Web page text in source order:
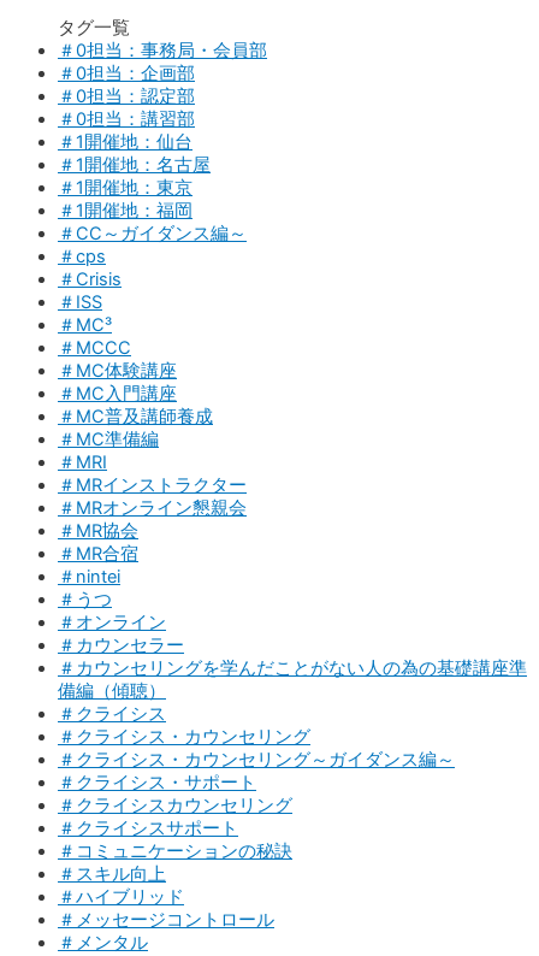
タグ一覧
＃0担当：事務局・会員部
＃0担当：企画部
＃0担当：認定部
＃0担当：講習部
＃1開催地：仙台
＃1開催地：名古屋
＃1開催地：東京
＃1開催地：福岡
＃CC～ガイダンス編～
＃cps
＃Crisis
＃ISS
＃MC³
＃MCCC
＃MC体験講座
＃MC入門講座
＃MC普及講師養成
＃MC準備編
＃MRI
＃MRインストラクター
＃MRオンライン懇親会
＃MR協会
＃MR合宿
＃nintei
＃うつ
＃オンライン
＃カウンセラー
＃カウンセリングを学んだことがない人の為の基礎講座準
備編（傾聴）
＃クライシス
＃クライシス・カウンセリング
＃クライシス・カウンセリング～ガイダンス編～
＃クライシス・サポート
＃クライシスカウンセリング
＃クライシスサポート
＃コミュニケーションの秘訣
＃スキル向上
＃ハイブリッド
＃メッセージコントロール
＃メンタル